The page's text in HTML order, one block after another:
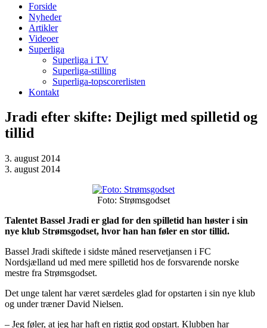
Forside
Nyheder
Artikler
Videoer
Superliga
Superliga i TV
Superliga-stilling
Superliga-topscorerlisten
Kontakt
Jradi efter skifte: Dejligt med spilletid og
tillid
3. august 2014
3. august 2014
Foto: Strømsgodset
Talentet Bassel Jradi er glad for den spilletid han høster i sin
nye klub Strømsgodset, hvor han han føler en stor tillid.
Bassel Jradi skiftede i sidste måned reservetjansen i FC
Nordsjælland ud med mere spilletid hos de forsvarende norske
mestre fra Strømsgodset.
Det unge talent har været særdeles glad for opstarten i sin nye klub
og under træner David Nielsen.
– Jeg føler, at jeg har haft en rigtig god opstart. Klubben har